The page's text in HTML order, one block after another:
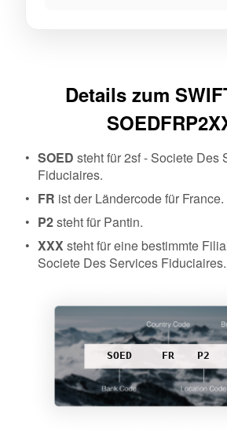
Details zum
SOED steht für 2sf - Societe Des
Fiduciaires.
FR ist der Ländercode für France.
P2steht für Pantin.
XXXsteht für eine bestimmte
Societe Des Services Fiduciaires.
SOED FR P2